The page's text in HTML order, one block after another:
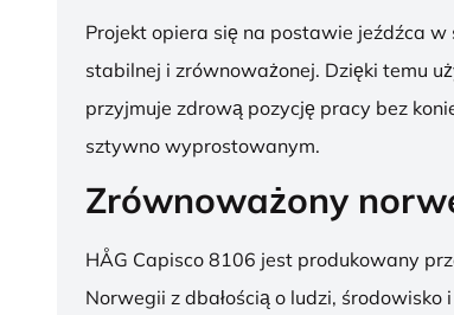
Projekt opiera się na postawie jeźdźca
stabilnej i zrównoważonej. Dzięki temu
przyjmuje zdrową pozycję pracy bez
sztywno wyprostowanym.
Zrównoważony
HÅG Capisco 8106 jest produkowany
Norwegii z dbałością o ludzi, środowisko